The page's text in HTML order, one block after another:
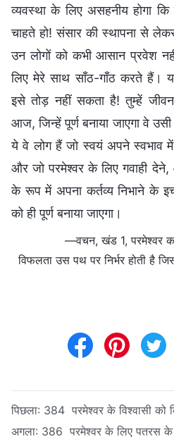
व्यवस्था के लिए असहनीय होगा
चाहते हो! संसार की स्थापना से
उन लोगों को कभी आसान प्रवेश
लिए मेरे साथ साँठ-गाँठ करते हैं।
इसे तोड़ नहीं सकता है! तुम्हें
आज, जिन्हें पूर्ण बनाया जाएगा वे
ये वे लोग हैं जो स्वयं अपने स्वभाव में
और जो परमेश्वर के लिए गवाही
के रूप में अपना कर्तव्य निभाने के
को ही पूर्ण बनाया जाएगा।
—वचन, खंड 1, परमेश्वर
विफलता उस पथ पर निर्भर होती है
पिछला: 384 परमेश्वर के विश्वासी को
अगला: 386 परमेश्वर के लिए पतरस के